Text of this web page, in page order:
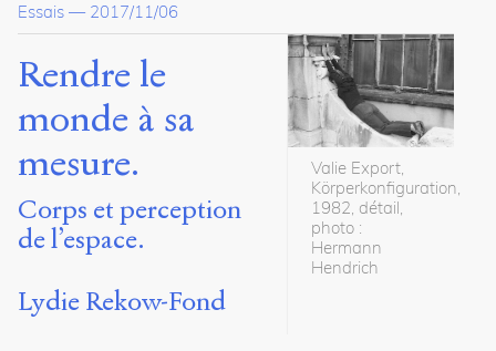
4. Corps universel
Bibliographie
Dossier(s)
Corps contemporain et espace vécu
Sara
Bédard-
8
articles
Notes
Essais — 2017/11/06
Rendre le
monde à sa
mesure.
Corps et perception
de l’espace.
Lydie Rekow-Fond
Valie Export,
Körperkonfiguration,
1982, détail,
photo :
Hermann
Hendrich